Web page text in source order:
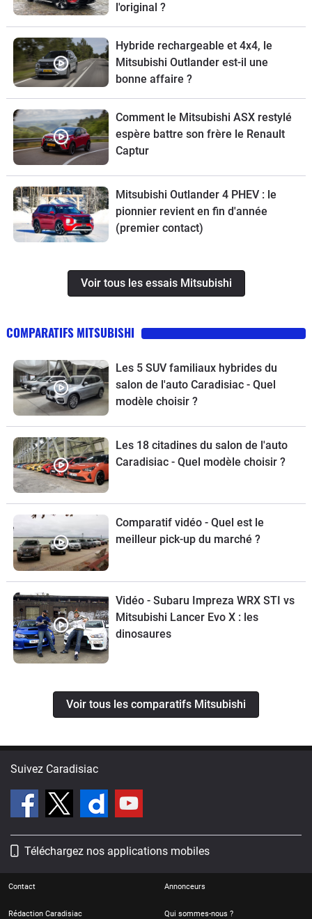
l'original ?
Hybride rechargeable et 4x4, le
Mitsubishi Outlander est-il une
bonne affaire ?
Comment le Mitsubishi ASX restylé
espère battre son frère le Renault
Captur
Mitsubishi Outlander 4 PHEV : le
pionnier revient en fin d'année
(premier contact)
Voir tous les essais Mitsubishi
COMPARATIFS MITSUBISHI
Les 5 SUV familiaux hybrides du
salon de l'auto Caradisiac - Quel
modèle choisir ?
Les 18 citadines du salon de l'auto
Caradisiac - Quel modèle choisir ?
Comparatif vidéo - Quel est le
meilleur pick-up du marché ?
Vidéo - Subaru Impreza WRX STI vs
Mitsubishi Lancer Evo X : les
dinosaures
Voir tous les comparatifs Mitsubishi
Suivez Caradisiac
Téléchargez nos applications mobiles
Contact Annonceurs
Rédaction Caradisiac Qui sommes-nous ?